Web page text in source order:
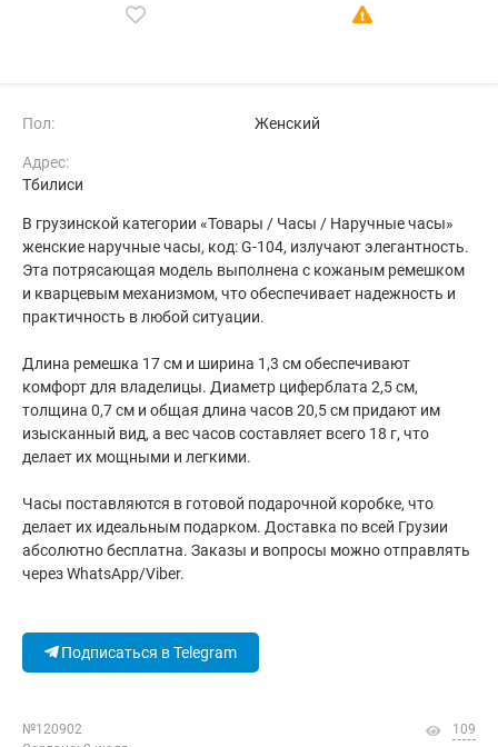
Пол: Женский
Адрес:
Тбилиси
В грузинской категории «Товары / Часы / Наручные часы»
женские наручные часы, код: G-104, излучают элегантность.
Эта потрясающая модель выполнена с кожаным ремешком
и кварцевым механизмом, что обеспечивает надежность и
практичность в любой ситуации.
Длина ремешка 17 см и ширина 1,3 см обеспечивают
комфорт для владелицы. Диаметр циферблата 2,5 см,
толщина 0,7 см и общая длина часов 20,5 см придают им
изысканный вид, а вес часов составляет всего 18 г, что
делает их мощными и легкими.
Часы поставляются в готовой подарочной коробке, что
делает их идеальным подарком. Доставка по всей Грузии
абсолютно бесплатна. Заказы и вопросы можно отправлять
через WhatsApp/Viber.
Подписаться в Telegram
№120902
109